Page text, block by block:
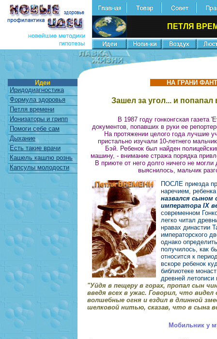
ПЕТЛЯ
Идеи
Иридодиагностика
Формула здоровья
Петля времени
Ионизаторы и грипп
Помоги себе сам
Дыхание
Есть такие врачи
Кашель кашлю рознь
Капсулы молодости
НА ГРАНИ
Зашел за угол... и
В 1987 году гонконгская
документов, попавших в руки ее
На протяжении целого года лучшие
пристально изучали 10-летнего
Бэй. Ребенок был найден
машину, - внимание стража порядка
В приюте от него долго ничего не
выяснилось, мальчик
ПОСЛЕ приезда
наречием,
назвался сыном
императора IX
современном
легко читал
нравах династии
императорского
однако
получилось, как
относится к
вскоре ребенок
библиотеке
древней
"Уйдя в пещеру в горах, пропал сын
введя всех в ужас. Говорил, что
волшебные огня и ездил в длинной
шелковой нитью, сказав, что в сына
Мобильник у